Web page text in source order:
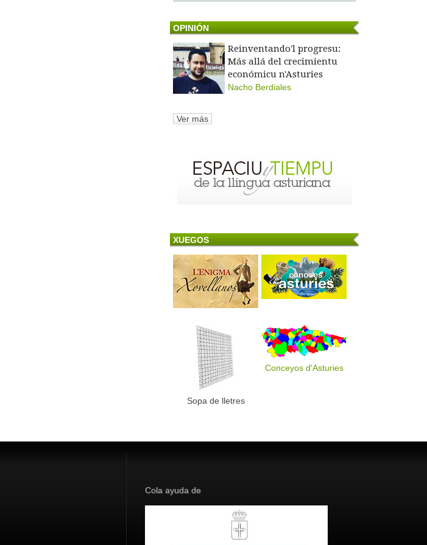
OPINIÓN
Reinventando'l progresu:
Más allá del crecimientu
económicu n'Asturies
Nacho Berdiales
Ver más
XUEGOS
Sopa de lletres
Conceyos d'Asturies
Cola ayuda de